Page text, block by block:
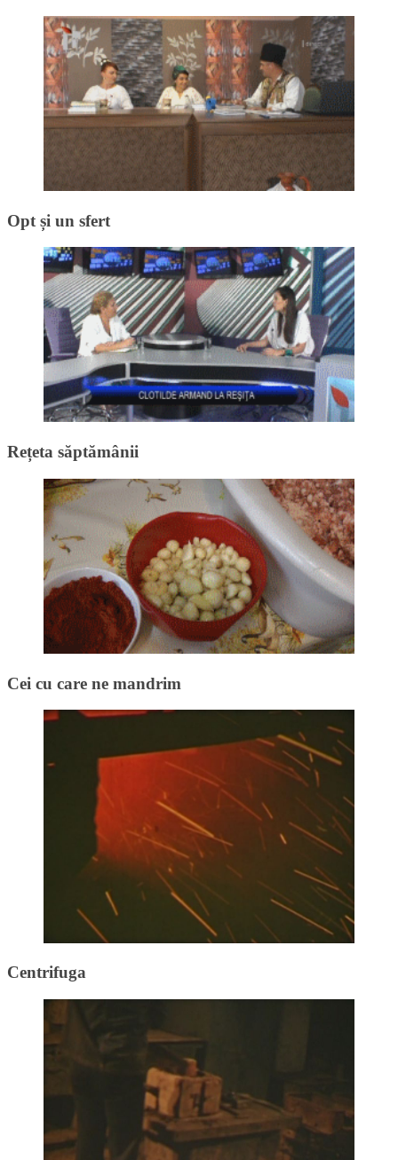
Opt și un sfert
Rețeta săptămânii
Cei cu care ne mandrim
Centrifuga